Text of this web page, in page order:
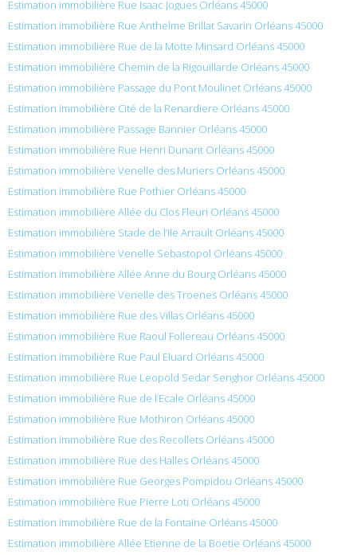
Estimation immobilière Rue Isaac Jogues Orléans 45000
Estimation immobilière Rue Anthelme Brillat Savarin Orléans 45000
Estimation immobilière Rue de la Motte Minsard Orléans 45000
Estimation immobilière Chemin de la Rigouillarde Orléans 45000
Estimation immobilière Passage du Pont Moulinet Orléans 45000
Estimation immobilière Cité de la Renardiere Orléans 45000
Estimation immobilière Passage Bannier Orléans 45000
Estimation immobilière Rue Henri Dunant Orléans 45000
Estimation immobilière Venelle des Muriers Orléans 45000
Estimation immobilière Rue Pothier Orléans 45000
Estimation immobilière Allée du Clos Fleuri Orléans 45000
Estimation immobilière Stade de l’Ile Arrault Orléans 45000
Estimation immobilière Venelle Sebastopol Orléans 45000
Estimation immobilière Allée Anne du Bourg Orléans 45000
Estimation immobilière Venelle des Troenes Orléans 45000
Estimation immobilière Rue des Villas Orléans 45000
Estimation immobilière Rue Raoul Follereau Orléans 45000
Estimation immobilière Rue Paul Eluard Orléans 45000
Estimation immobilière Rue Leopold Sedar Senghor Orléans 45000
Estimation immobilière Rue de l’Ecale Orléans 45000
Estimation immobilière Rue Mothiron Orléans 45000
Estimation immobilière Rue des Recollets Orléans 45000
Estimation immobilière Rue des Halles Orléans 45000
Estimation immobilière Rue Georges Pompidou Orléans 45000
Estimation immobilière Rue Pierre Loti Orléans 45000
Estimation immobilière Rue de la Fontaine Orléans 45000
Estimation immobilière Allée Etienne de la Boetie Orléans 45000